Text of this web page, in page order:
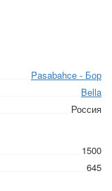
Pasabahce - Бор
Bella
Россия
1500
645